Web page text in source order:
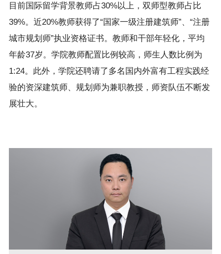
目前国际留学背景教师占30%以上，双师型教师占比
39%。近20%教师获得了“国家一级注册建筑师”、“注册
城市规划师”执业资格证书。教师和干部年轻化，平均
年龄37岁。学院教师配置比例较高，师生人数比例为
1:24。此外，学院还聘请了多名国内外富有工程实践经
验的资深建筑师、规划师为兼职教授，师资队伍不断发
展壮大。